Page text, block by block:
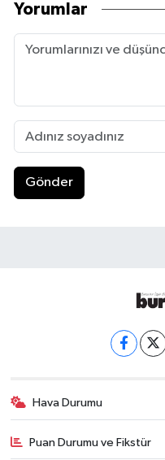
Yorumlar
Gönder
Hava Durumu
Puan Durumu ve Fikstür